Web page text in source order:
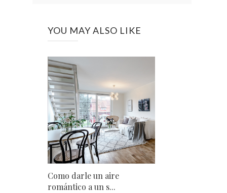
YOU MAY ALSO LIKE
Como darle un aire
romántico a un s...